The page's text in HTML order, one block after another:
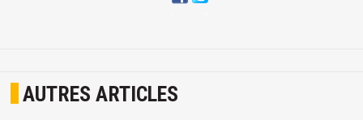
AUTRES ARTICLES